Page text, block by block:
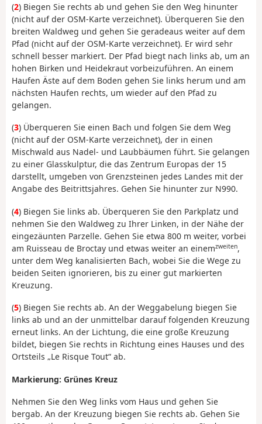
(2) Biegen Sie rechts ab und gehen Sie den Weg hinunter
(nicht auf der OSM-Karte verzeichnet). Überqueren Sie den
breiten Waldweg und gehen Sie geradeaus weiter auf dem
Pfad (nicht auf der OSM-Karte verzeichnet). Er wird sehr
schnell besser markiert. Der Pfad biegt nach links ab, um an
hohen Birken und Heidekraut vorbeizuführen. An einem
Haufen Äste auf dem Boden gehen Sie links herum und am
nächsten Haufen rechts, um wieder auf den Pfad zu
gelangen.
(3) Überqueren Sie einen Bach und folgen Sie dem Weg
(nicht auf der OSM-Karte verzeichnet), der in einen
Mischwald aus Nadel- und Laubbäumen führt. Sie gelangen
zu einer Glasskulptur, die das Zentrum Europas der 15
darstellt, umgeben von Grenzsteinen jedes Landes mit der
Angabe des Beitrittsjahres. Gehen Sie hinunter zur N990.
(4) Biegen Sie links ab. Überqueren Sie den Parkplatz und
nehmen Sie den Waldweg zu Ihrer Linken, in der Nähe der
eingezäunten Parzelle. Gehen Sie etwa 800 m weiter, vorbei
am Ruisseau de Broctay und etwas weiter an einemzweiten,
unter dem Weg kanalisierten Bach, wobei Sie die Wege zu
beiden Seiten ignorieren, bis zu einer gut markierten
Kreuzung.
(5) Biegen Sie rechts ab. An der Weggabelung biegen Sie
links ab und an der unmittelbar darauf folgenden Kreuzung
erneut links. An der Lichtung, die eine große Kreuzung
bildet, biegen Sie rechts in Richtung eines Hauses und des
Ortsteils „Le Risque Tout“ ab.
Markierung: Grünes Kreuz
Nehmen Sie den Weg links vom Haus und gehen Sie
bergab. An der Kreuzung biegen Sie rechts ab. Gehen Sie